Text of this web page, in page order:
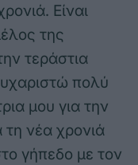
Είναι
της
τεράστια
πολύ
μου για την
νέα χρονιά
γήπεδο με τον